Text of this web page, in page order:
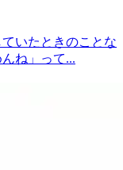
いたときのことな
ね」って...